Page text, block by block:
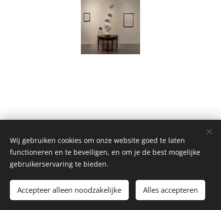
© 2025 AAZ Alle rechten voorbehouden.
Cookies
Wij gebruiken cookies om onze website goed te laten
functioneren en te beveiligen, en om je de best mogelijke
gebruikerservaring te bieden.
Accepteer alleen noodzakelijke Alles accepteren